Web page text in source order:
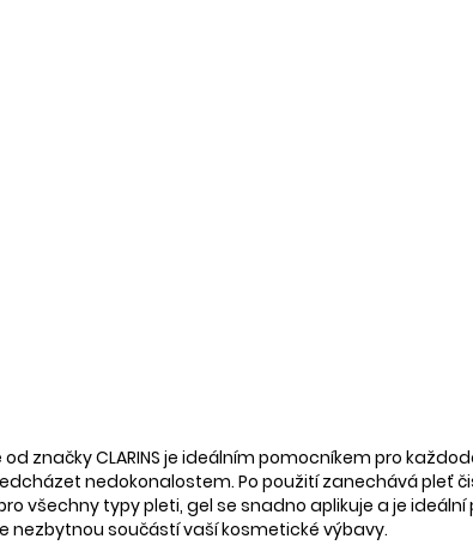
značky CLARINS je ideálním pomocníkem pro
nedokonalostem. Po použití zanechává pleť
všechny typy pleti, gel se snadno aplikuje a je
nezbytnou součástí vaší kosmetické výbavy.